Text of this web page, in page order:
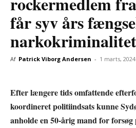
får syv års
narkokriminalitet
Af Patrick Viborg Andersen - 1 marts, 2024
Efter længere tids omfattende
koordineret politiindsats kunne
anholde en 50-årig mand for